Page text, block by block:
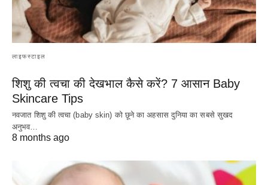
लाइफस्टाइल
शिशु की त्वचा की देखभाल कैसे करें? 7 आसान Baby
Skincare Tips
नवजात शिशु की त्वचा (baby skin) को छूने का अहसास दुनिया का सबसे सुखद
अनुभव…
8 months ago